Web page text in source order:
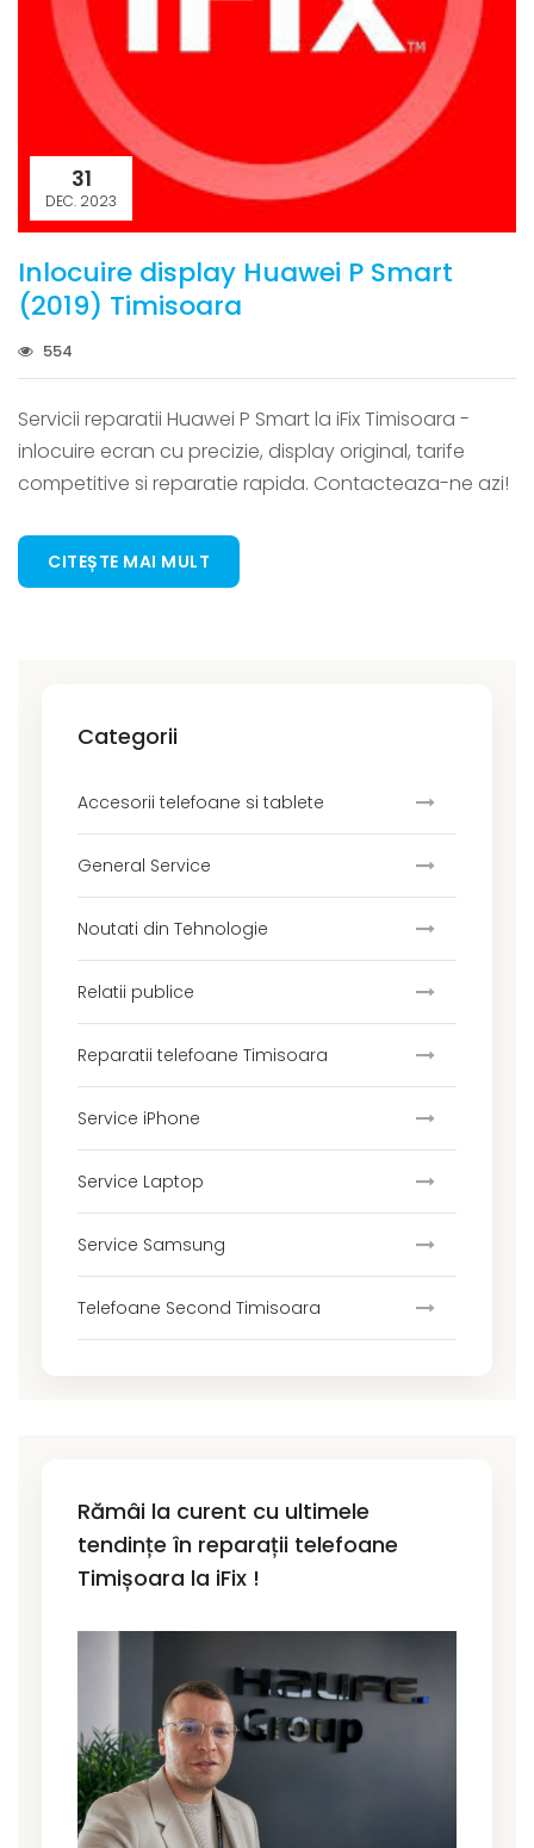
31
DEC. 2023
Inlocuire display Huawei P Smart
(2019) Timisoara
554
Servicii reparatii Huawei P Smart la iFix Timisoara -
inlocuire ecran cu precizie, display original, tarife
competitive si reparatie rapida. Contacteaza-ne azi!
CITEȘTE MAI MULT
Categorii
Accesorii telefoane si tablete
General Service
Noutati din Tehnologie
Relatii publice
Reparatii telefoane Timisoara
Service iPhone
Service Laptop
Service Samsung
Telefoane Second Timisoara
Rămâi la curent cu ultimele
tendințe în reparații telefoane
Timișoara la iFix !